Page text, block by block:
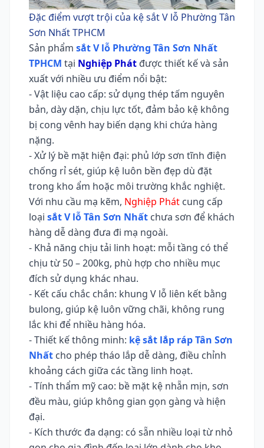
Đặc điểm vượt trội của kệ sắt V lỗ Phường Tân
Sơn Nhất TPHCM
Sản phẩm sắt V lỗ Phường Tân Sơn Nhất
TPHCM tại Nghiệp Phát được thiết kế và sản
xuất với nhiều ưu điểm nổi bật:
- Vật liệu cao cấp: sử dụng thép tấm nguyên
bản, dày dặn, chịu lực tốt, đảm bảo kệ không
bị cong vênh hay biến dạng khi chứa hàng
nặng.
- Xử lý bề mặt hiện đại: phủ lớp sơn tĩnh điện
chống rỉ sét, giúp kệ luôn bền đẹp dù đặt
trong kho ẩm hoặc môi trường khắc nghiệt.
Với nhu cầu mạ kẽm, Nghiệp Phát cung cấp
loại sắt V lỗ Tân Sơn Nhất chưa sơn để khách
hàng dễ dàng đưa đi mạ ngoài.
- Khả năng chịu tải linh hoạt: mỗi tầng có thể
chịu từ 50 – 200kg, phù hợp cho nhiều mục
đích sử dụng khác nhau.
- Kết cấu chắc chắn: khung V lỗ liên kết bằng
bulong, giúp kệ luôn vững chãi, không rung
lắc khi để nhiều hàng hóa.
- Thiết kế thông minh: kệ sắt lắp ráp Tân Sơn
Nhất cho phép tháo lắp dễ dàng, điều chỉnh
khoảng cách giữa các tầng linh hoạt.
- Tính thẩm mỹ cao: bề mặt kệ nhẵn mịn, sơn
đều màu, giúp không gian gọn gàng và hiện
đại.
- Kích thước đa dạng: có sẵn nhiều loại từ nhỏ